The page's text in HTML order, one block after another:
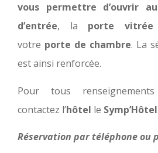
vous permettre d’ouvrir
d’entrée, la porte vitrée
votre porte de chambre. La
est ainsi renforcée.
Pour tous renseignements
contactez l’hôtel le Symp’Hôtel.
Réservation par téléphone ou